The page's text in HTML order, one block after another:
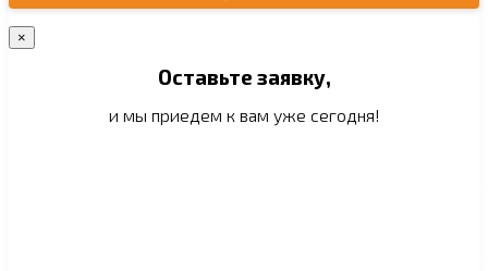
×
Оставьте заявку,
и мы приедем к вам уже сегодня!